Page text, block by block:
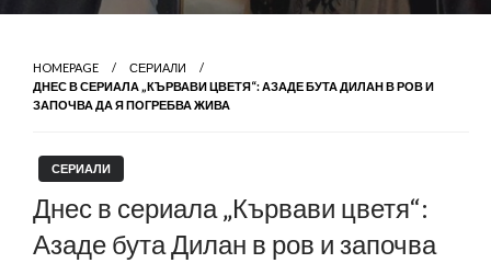
HOMEPAGE
СЕРИАЛИ
ДНЕС В СЕРИАЛА „КЪРВАВИ ЦВЕТЯ“: АЗАДЕ БУТА ДИЛАН В РОВ И
ЗАПОЧВА ДА Я ПОГРЕБВА ЖИВА
СЕРИАЛИ
Днес в сериала „Кървави цветя“:
Азаде бута Дилан в ров и започва